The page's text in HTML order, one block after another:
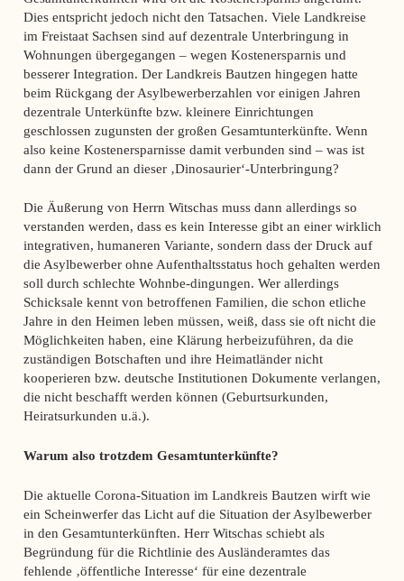
Dies entspricht jedoch nicht den Tatsachen. Viele Landkreise
im Freistaat Sachsen sind auf dezentrale Unterbringung in
Wohnungen übergegangen – wegen Kostenersparnis und
besserer Integration. Der Landkreis Bautzen hingegen hatte
beim Rückgang der Asylbewerberzahlen vor einigen Jahren
dezentrale Unterkünfte bzw. kleinere Einrichtungen
geschlossen zugunsten der großen Gesamtunterkünfte. Wenn
also keine Kostenersparnisse damit verbunden sind – was ist
dann der Grund an dieser ‚Dinosaurier‘-Unterbringung?
Die Äußerung von Herrn Witschas muss dann allerdings so
verstanden werden, dass es kein Interesse gibt an einer wirklich
integrativen, humaneren Variante, sondern dass der Druck auf
die Asylbewerber ohne Aufenthaltsstatus hoch gehalten werden
soll durch schlechte Wohnbe-dingungen. Wer allerdings
Schicksale kennt von betroffenen Familien, die schon etliche
Jahre in den Heimen leben müssen, weiß, dass sie oft nicht die
Möglichkeiten haben, eine Klärung herbeizuführen, da die
zuständigen Botschaften und ihre Heimatländer nicht
kooperieren bzw. deutsche Institutionen Dokumente verlangen,
die nicht beschafft werden können (Geburtsurkunden,
Heiratsurkunden u.ä.).
Warum also trotzdem Gesamtunterkünfte?
Die aktuelle Corona-Situation im Landkreis Bautzen wirft wie
ein Scheinwerfer das Licht auf die Situation der Asylbewerber
in den Gesamtunterkünften. Herr Witschas schiebt als
Begründung für die Richtlinie des Ausländeramtes das
fehlende ‚öffentliche Interesse‘ für eine dezentrale